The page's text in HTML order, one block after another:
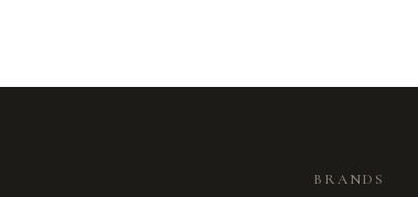
BRANDS